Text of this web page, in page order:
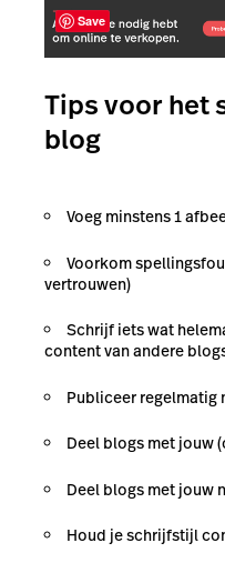
Tips voor het
blog
Voeg minstens 1
Voorkom
vertrouwen)
Schrijf iets wat
content van andere
Publiceer regelmatig
Deel blogs met jouw
Deel blogs met jouw
Houd je schrijfstijl
Save